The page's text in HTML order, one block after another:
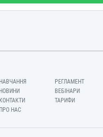
НАВЧАННЯ
НОВИНИ
КОНТАКТИ
ПРО НАС
РЕГЛАМЕНТ
ВЕБІНАРИ
ТАРИФИ